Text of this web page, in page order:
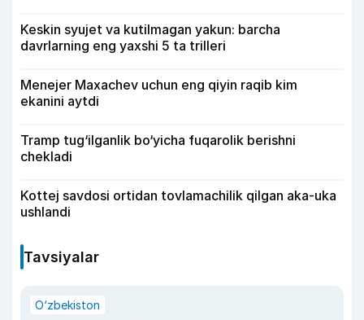
Keskin syujet va kutilmagan yakun: barcha
davrlarning eng yaxshi 5 ta trilleri
Menejer Maxachev uchun eng qiyin raqib kim
ekanini aytdi
Tramp tug‘ilganlik bo‘yicha fuqarolik berishni
chekladi
Kottej savdosi ortidan tovlamachilik qilgan aka-uka
ushlandi
Tavsiyalar
O‘zbekiston